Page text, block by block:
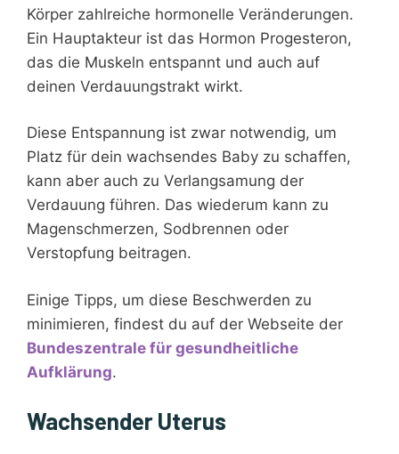
Körper zahlreiche hormonelle Veränderungen.
Ein Hauptakteur ist das Hormon Progesteron,
das die Muskeln entspannt und auch auf
deinen Verdauungstrakt wirkt.
Diese Entspannung ist zwar notwendig, um
Platz für dein wachsendes Baby zu schaffen,
kann aber auch zu Verlangsamung der
Verdauung führen. Das wiederum kann zu
Magenschmerzen, Sodbrennen oder
Verstopfung beitragen.
Einige Tipps, um diese Beschwerden zu
minimieren, findest du auf der Webseite der
Bundeszentrale für gesundheitliche
Aufklärung.
Wachsender Uterus